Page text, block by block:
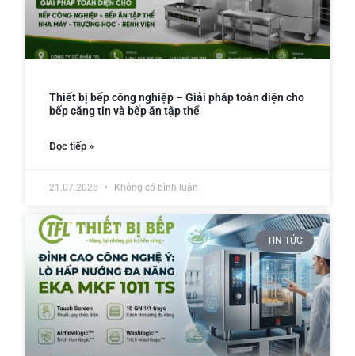
Thiết bị bếp công nghiệp – Giải pháp toàn diện cho
bếp căng tin và bếp ăn tập thể
Đọc tiếp »
21.07.2026 Không có bình luận
TIN TỨC